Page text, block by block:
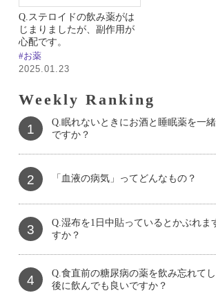
Q.ステロイドの飲み薬がは
じまりましたが、副作用が
心配です。
#お薬
2025.01.23
Weekly Ranking
1
Q.眠れないときにお酒と睡眠薬を一
ですか？
2 「血液の病気」ってどんなもの？
3
Q.湿布を1日中貼っているとかぶれま
すか？
4
Q.食直前の糖尿病の薬を飲み忘れて
後に飲んでも良いですか？